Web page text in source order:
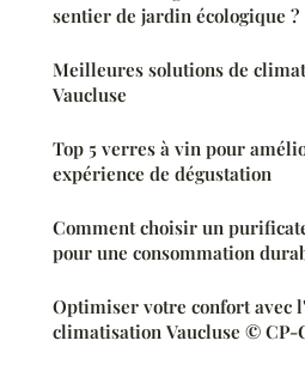
sentier de jardin écologique ?
Meilleures solutions de
Vaucluse
Top 5 verres à vin pour
expérience de dégustation
Comment choisir un
pour une consommation
Optimiser votre confort avec
climatisation Vaucluse © CP-